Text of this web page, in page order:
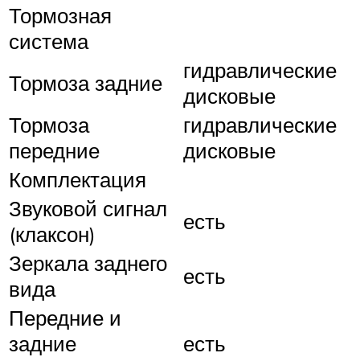
Тормозная
система
Тормоза задние
гидравлические
дисковые
Тормоза
передние
гидравлические
дисковые
Комплектация
Звуковой сигнал
(клаксон)
есть
Зеркала заднего
вида
есть
Передние и
задние
есть